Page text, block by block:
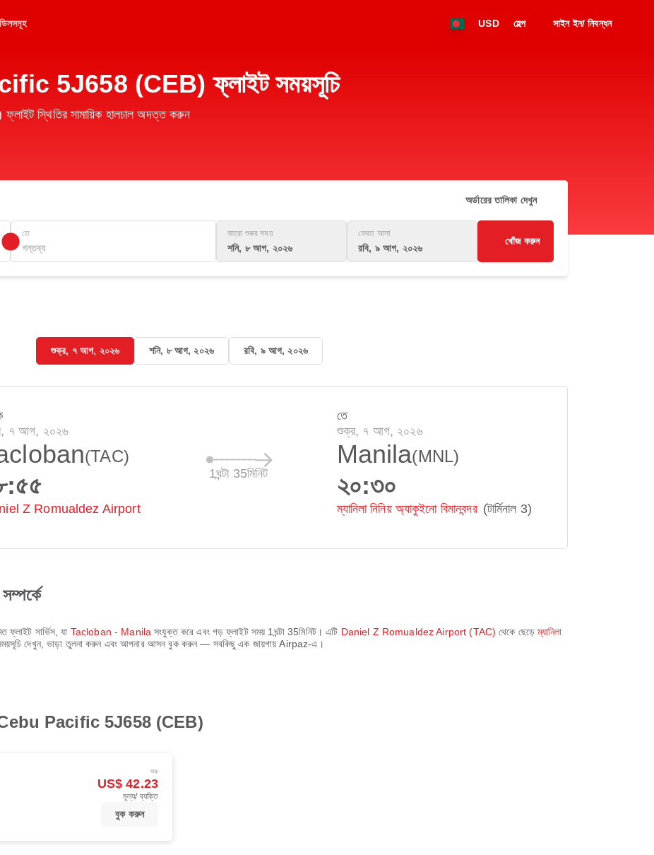
ডিলসমূহ USD হেল্প সাইন ইন/ নিবন্ধন
5J658 (CEB) ফ্লাইট সময়সূচি
স্থিতির সামায়িক হালচাল অদত্ত করুন
অর্ডারের তালিকা দেখুন
তে যাত্রা শুরুর সময়
শনি, ৮ আগ, ২০২৬
ফেরত আসা
রবি, ৯ আগ, ২০২৬
খোঁজ করুন
শুক্র, ৭ আগ, ২০২৬ শনি, ৮ আগ, ২০২৬ রবি, ৯ আগ, ২০২৬
৭ আগ, ২০২৬
(TAC)
Z Romualdez Airport
1ঘন্টা 35মিনিট
তে
শুক্র, ৭ আগ, ২০২৬
Manila(MNL)
২০:৩০
ম্যানিলা নিনিয় অ্যাকুইনো বিমানবন্দর (টার্মিনাল 3)
ফ্লাইট সার্ভিস, যা Tacloban - Manila সংযুক্ত করে এবং গড় ফ্লাইট সময় 1ঘন্টা 35মিনিট। এটি Daniel Z Romualdez Airport (TAC)থেকে ছেড়েম্যানিলা
দেখুন, ভাড়া তুলনা করুন এবং আপনার আসন বুক করুন — সবকিছু এক জায়গায় Airpaz-এ।
Cebu Pacific 5J658 (CEB)
শুরু
US$ 42.23
মূল্য/ ব্যক্তি
বুক করুন